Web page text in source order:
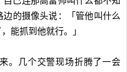
的摄像头说：「管他叫什么
能抓到他就行。」
几个交警现场折腾了一会